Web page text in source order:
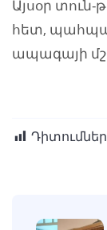
Այսօր
հետ,
ապագայի